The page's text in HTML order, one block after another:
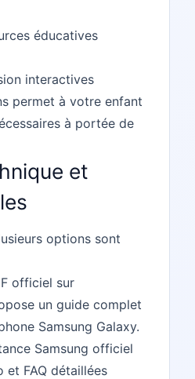
éducatives
interactives
permet à votre enfant
à portée de
et
options sont
officiel sur
un guide complet
Samsung Galaxy.
Samsung officiel
FAQ détaillées